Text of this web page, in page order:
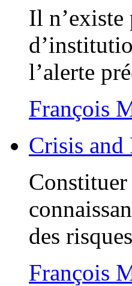
Il n’existe
l’alerte
François
Crisis
Constituer
des
François